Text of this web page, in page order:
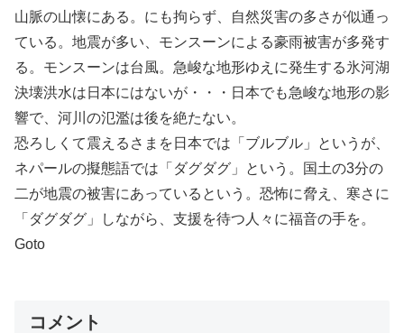
山脈の山懐にある。にも拘らず、自然災害の多さが似通っ
ている。地震が多い、モンスーンによる豪雨被害が多発す
る。モンスーンは台風。急峻な地形ゆえに発生する氷河湖
決壊洪水は日本にはないが・・・日本でも急峻な地形の影
響で、河川の氾濫は後を絶たない。
恐ろしくて震えるさまを日本では「ブルブル」というが、
ネパールの擬態語では「ダグダグ」という。国土の3分の
二が地震の被害にあっているという。恐怖に脅え、寒さに
「ダグダグ」しながら、支援を待つ人々に福音の手を。
Goto
コメント